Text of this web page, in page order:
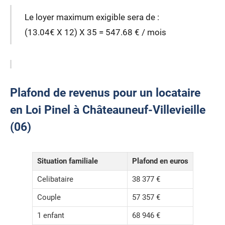
Le loyer maximum exigible sera de :
(13.04€ X 12) X 35 = 547.68 € / mois
Plafond de revenus pour un locataire
en Loi Pinel à Châteauneuf-Villevieille
(06)
Situation familiale
Plafond en euros
Celibataire
38 377 €
Couple
57 357 €
1 enfant
68 946 €